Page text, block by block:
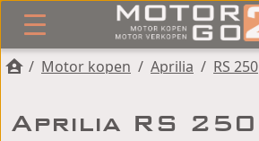
/ Motor kopen / Aprilia / RS 250
Aprilia RS 250